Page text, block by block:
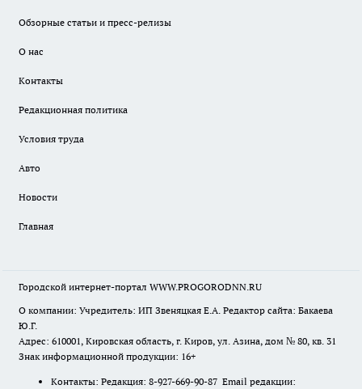
Обзорные статьи и пресс-релизы
О нас
Контакты
Редакционная политика
Условия труда
Авто
Новости
Главная
Городской интернет-портал WWW.PROGORODNN.RU
О компании: Учредитель: ИП Звеняцкая Е.А. Редактор сайта: Бакаева
Ю.Г.
Адрес: 610001, Кировская область, г. Киров, ул. Азина, дом № 80, кв. 31
Знак информационной продукции: 16+
Контакты: Редакция: 8-927-669-90-87 Email редакции: